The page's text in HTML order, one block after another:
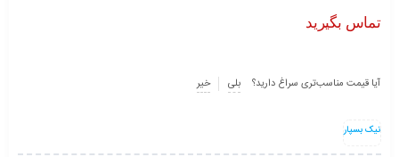
تماس بگیرید
آیا قیمت مناسب‌تری سراغ دارید؟ بلی خیر
نیک بسپار